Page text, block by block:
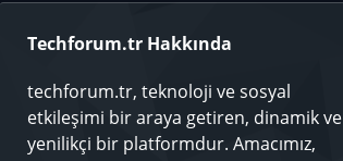
Techforum.tr Hakkında
techforum.tr, teknoloji ve sosyal
etkileşimi bir araya getiren, dinamik ve
yenilikçi bir platformdur. Amacımız,